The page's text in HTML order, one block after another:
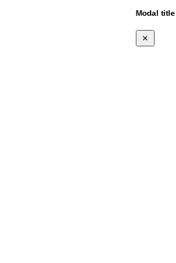
Modal title
×